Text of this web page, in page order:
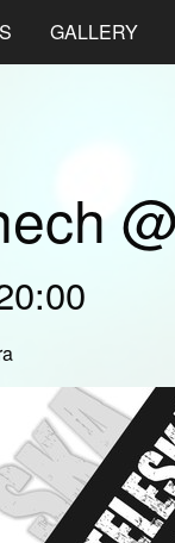
GALLERY